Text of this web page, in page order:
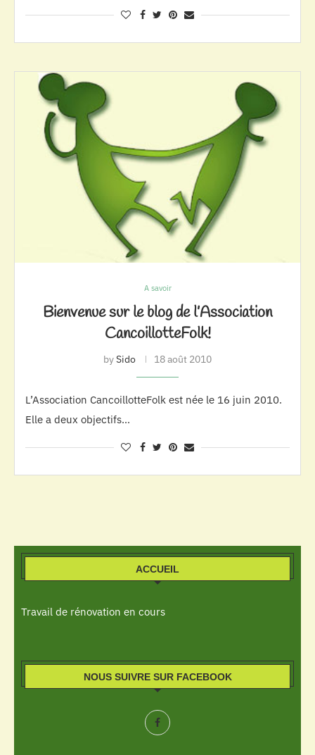
A savoir
Bienvenue sur le blog de l’Association
CancoillotteFolk!
bySido 18 août 2010
L’Association CancoillotteFolk est née le 16 juin 2010.
Elle a deux objectifs…
ACCUEIL
Travail de rénovation en cours
NOUS SUIVRE SUR FACEBOOK